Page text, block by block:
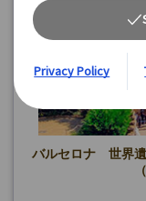
バルセロナ 世界遺